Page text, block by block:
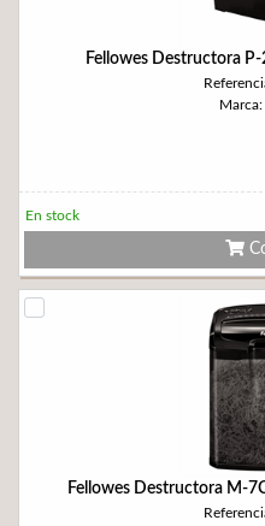
Fellowes Destructora
En stock
Fellowes Destructora M-